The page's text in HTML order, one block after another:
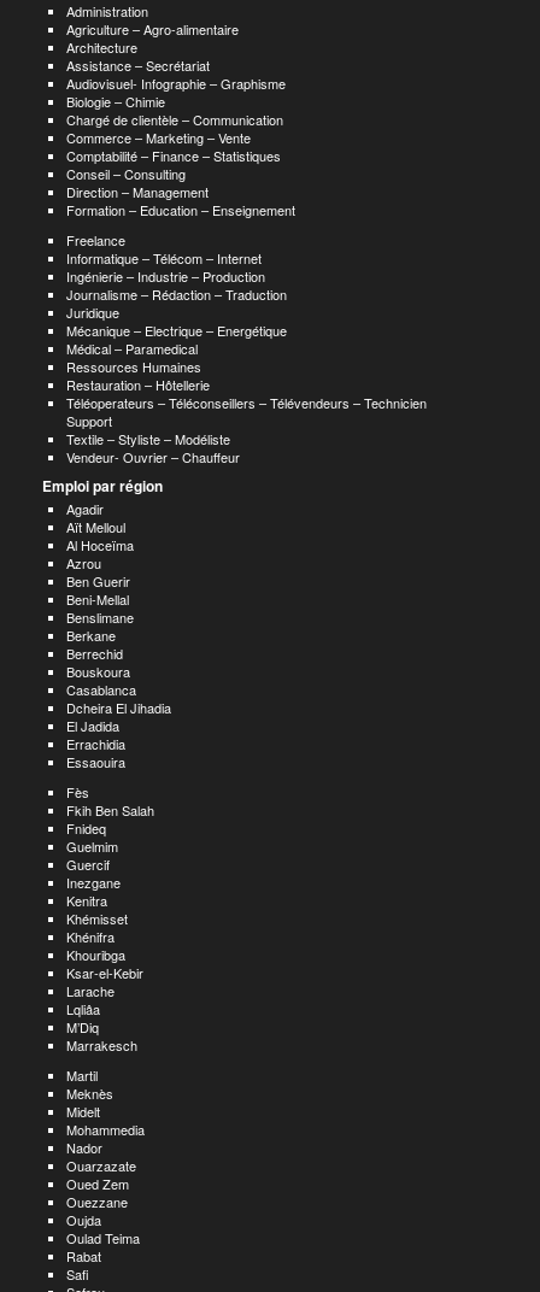
Administration
Agriculture – Agro-alimentaire
Architecture
Assistance – Secrétariat
Audiovisuel- Infographie – Graphisme
Biologie – Chimie
Chargé de clientèle – Communication
Commerce – Marketing – Vente
Comptabilité – Finance – Statistiques
Conseil – Consulting
Direction – Management
Formation – Education – Enseignement
Freelance
Informatique – Télécom – Internet
Ingénierie – Industrie – Production
Journalisme – Rédaction – Traduction
Juridique
Mécanique – Electrique – Energétique
Médical – Paramedical
Ressources Humaines
Restauration – Hôtellerie
Téléoperateurs – Téléconseillers – Télévendeurs – Technicien
Support
Textile – Styliste – Modéliste
Vendeur- Ouvrier – Chauffeur
Emploi par région
Agadir
Aït Melloul
Al Hoceïma
Azrou
Ben Guerir
Beni-Mellal
Benslimane
Berkane
Berrechid
Bouskoura
Casablanca
Dcheira El Jihadia
El Jadida
Errachidia
Essaouira
Fès
Fkih Ben Salah
Fnideq
Guelmim
Guercif
Inezgane
Kenitra
Khémisset
Khénifra
Khouribga
Ksar-el-Kebir
Larache
Lqliâa
M’Diq
Marrakesch
Martil
Meknès
Midelt
Mohammedia
Nador
Ouarzazate
Oued Zem
Ouezzane
Oujda
Oulad Teima
Rabat
Safi